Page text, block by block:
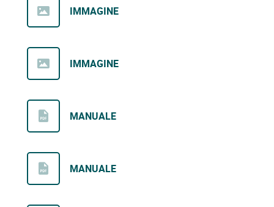
IMMAGINE
IMMAGINE
MANUALE
MANUALE